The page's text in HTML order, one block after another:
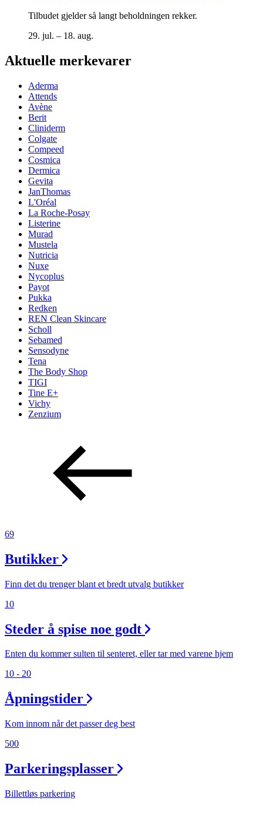
Tilbudet gjelder så langt beholdningen rekker.
29. jul. – 18. aug.
Aktuelle merkevarer
Aderma
Attends
Avène
Berit
Cliniderm
Colgate
Compeed
Cosmica
Dermica
Gevita
JanThomas
L'Oréal
La Roche-Posay
Listerine
Murad
Mustela
Nutricia
Nuxe
Nycoplus
Payot
Pukka
Redken
REN Clean Skincare
Scholl
Sebamed
Sensodyne
Tena
The Body Shop
TIGI
Tine E+
Vichy
Zenzium
69
Butikker
Finn det du trenger blant et bredt utvalg butikker
10
Steder å spise noe godt
Enten du kommer sulten til senteret, eller tar med varene hjem
10 - 20
Åpningstider
Kom innom når det passer deg best
500
Parkeringsplasser
Billettløs parkering